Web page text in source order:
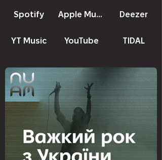
Spotify Apple Music Deezer
YT Music YouTube TIDAL